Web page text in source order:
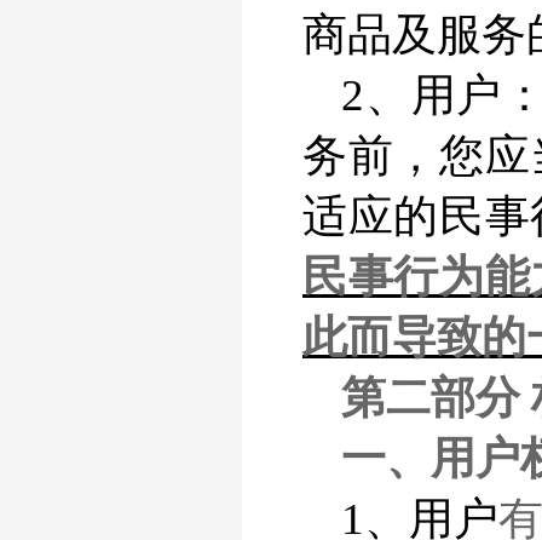
商品及服务
2、用户
务前，您
适应的民
民事行为
此而导致的
第二部分
一、用户
1、用户